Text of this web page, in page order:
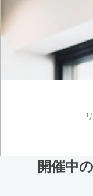
開催中